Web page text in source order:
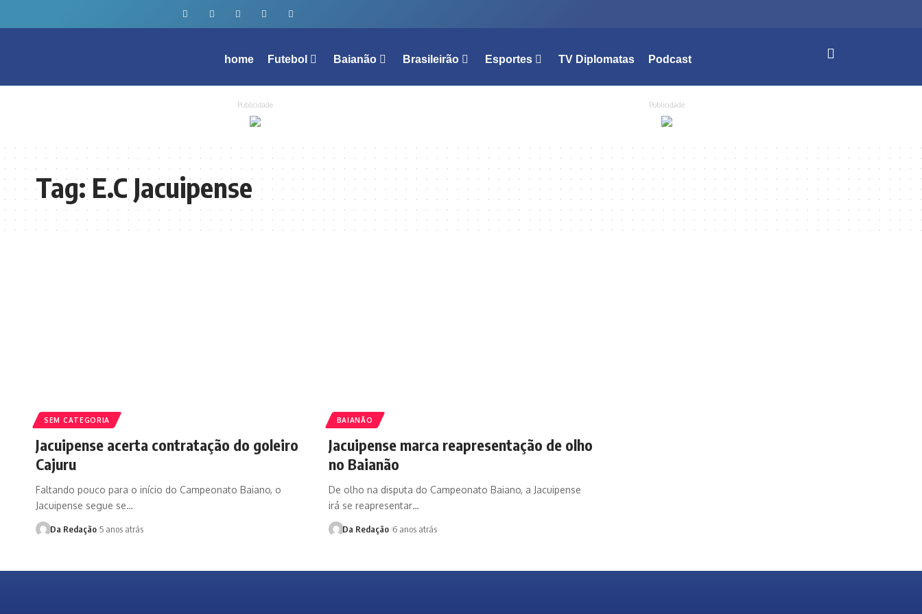
home Futebol Baianão Brasileirão Esportes TV Diplomatas Podcast
Publicidade Publicidade
Tag:E.C Jacuipense
SEM CATEGORIA
Jacuipense acerta contratação do goleiro
Cajuru
Faltando pouco para o início do Campeonato Baiano, o
Jacuipense segue se…
Da Redação 5 anos atrás
BAIANÃO
Jacuipense marca reapresentação de olho
no Baianão
De olho na disputa do Campeonato Baiano, a Jacuipense
irá se reapresentar…
Da Redação 6 anos atrás